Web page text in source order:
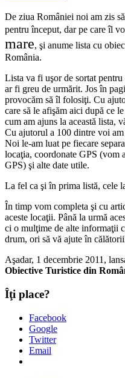
De ziua României noi am zis
pentru început, dar pe care îl
mare, şi anume lista cu
România.
Lista va fi uşor de sortat
ar fi greu de urmărit. Jos în
provocăm să îl folosiţi. Cu
care să le afişăm aici după ce
cum am ajuns la această lista,
Cu ajutorul a 100 dintre voi
Noi le-am luat pe fiecare
locaţia, coordonate GPS (vom
GPS) şi alte date utile.
La fel ca şi în prima listă, cele
În timp vom completa şi cu
aceste locaţii. Până la urmă
ci o mulţime de alte informaţii
drum, ori să vă ajute în
Aşadar, 1 decembrie 2011,
Obiective Turistice din
Îţi place?
Facebook
Google
Twitter
Email